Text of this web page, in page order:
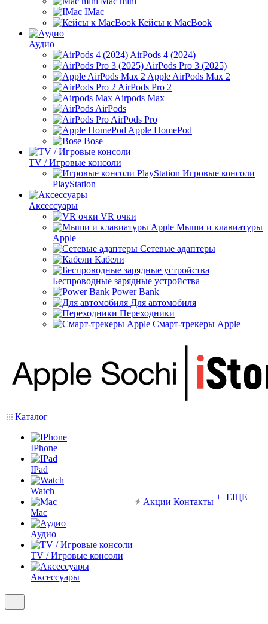
IMac
Кейсы к MacBook
Аудио
AirPods 4 (2024)
AirPods Pro 3 (2025)
Apple AirPods Max 2
AirPods Pro 2
Airpods Max
AirPods
AirPods Pro
Apple HomePod
Bose
TV / Игровые консоли
Игровые консоли
PlayStation
Аксессуары
VR очки
Мыши и клавиатуры
Apple
Сетевые адаптеры
Кабели
Беспроводные зарядные устройства
Power Bank
Для автомобиля
Переходники
Смарт-трекеры Apple
Каталог
IPhone
IPad
Watch
Mac
Аудио
TV / Игровые консоли
Аксессуары
Акции Контакты + ЕЩЕ